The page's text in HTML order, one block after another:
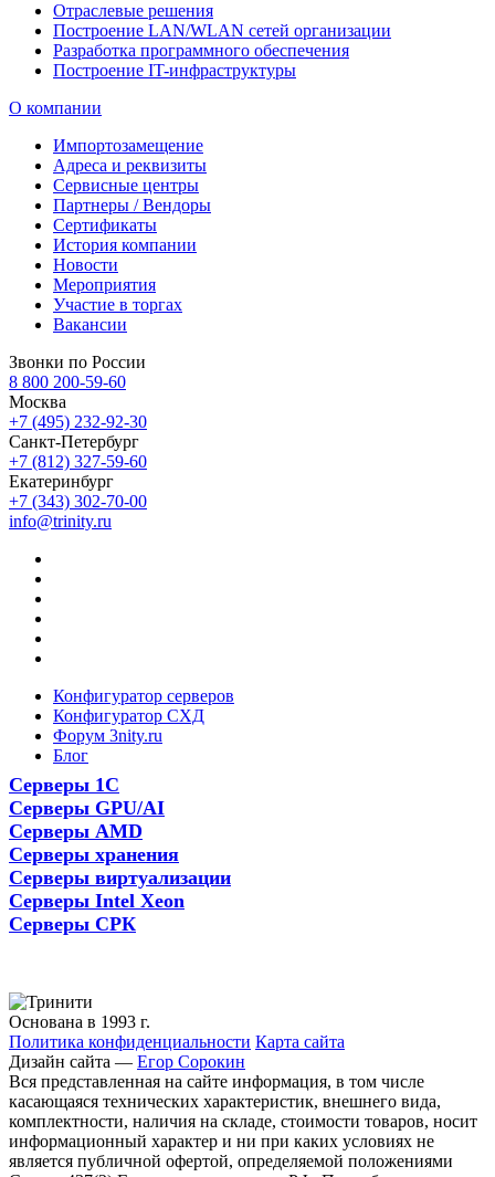
Отраслевые решения
Построение LAN/WLAN сетей организации
Разработка программного обеспечения
Построение IT-инфраструктуры
О компании
Импортозамещение
Адреса и реквизиты
Сервисные центры
Партнеры / Вендоры
Сертификаты
История компании
Новости
Мероприятия
Участие в торгах
Вакансии
Звонки по России
8 800 200-59-60
Москва
+7 (495) 232-92-30
Санкт-Петербург
+7 (812) 327-59-60
Екатеринбург
+7 (343) 302-70-00
info@trinity.ru
Конфигуратор серверов
Конфигуратор СХД
Форум 3nity.ru
Блог
Серверы 1С
Серверы GPU/AI
Серверы AMD
Серверы хранения
Серверы виртуализации
Серверы Intel Xeon
Серверы СРК
Основана в 1993 г.
Политика конфиденциальности Карта сайта
Дизайн сайта — Егор Сорокин
Вся представленная на сайте информация, в том числе
касающаяся технических характеристик, внешнего вида,
комплектности, наличия на складе, стоимости товаров, носит
информационный характер и ни при каких условиях не
является публичной офертой, определяемой положениями